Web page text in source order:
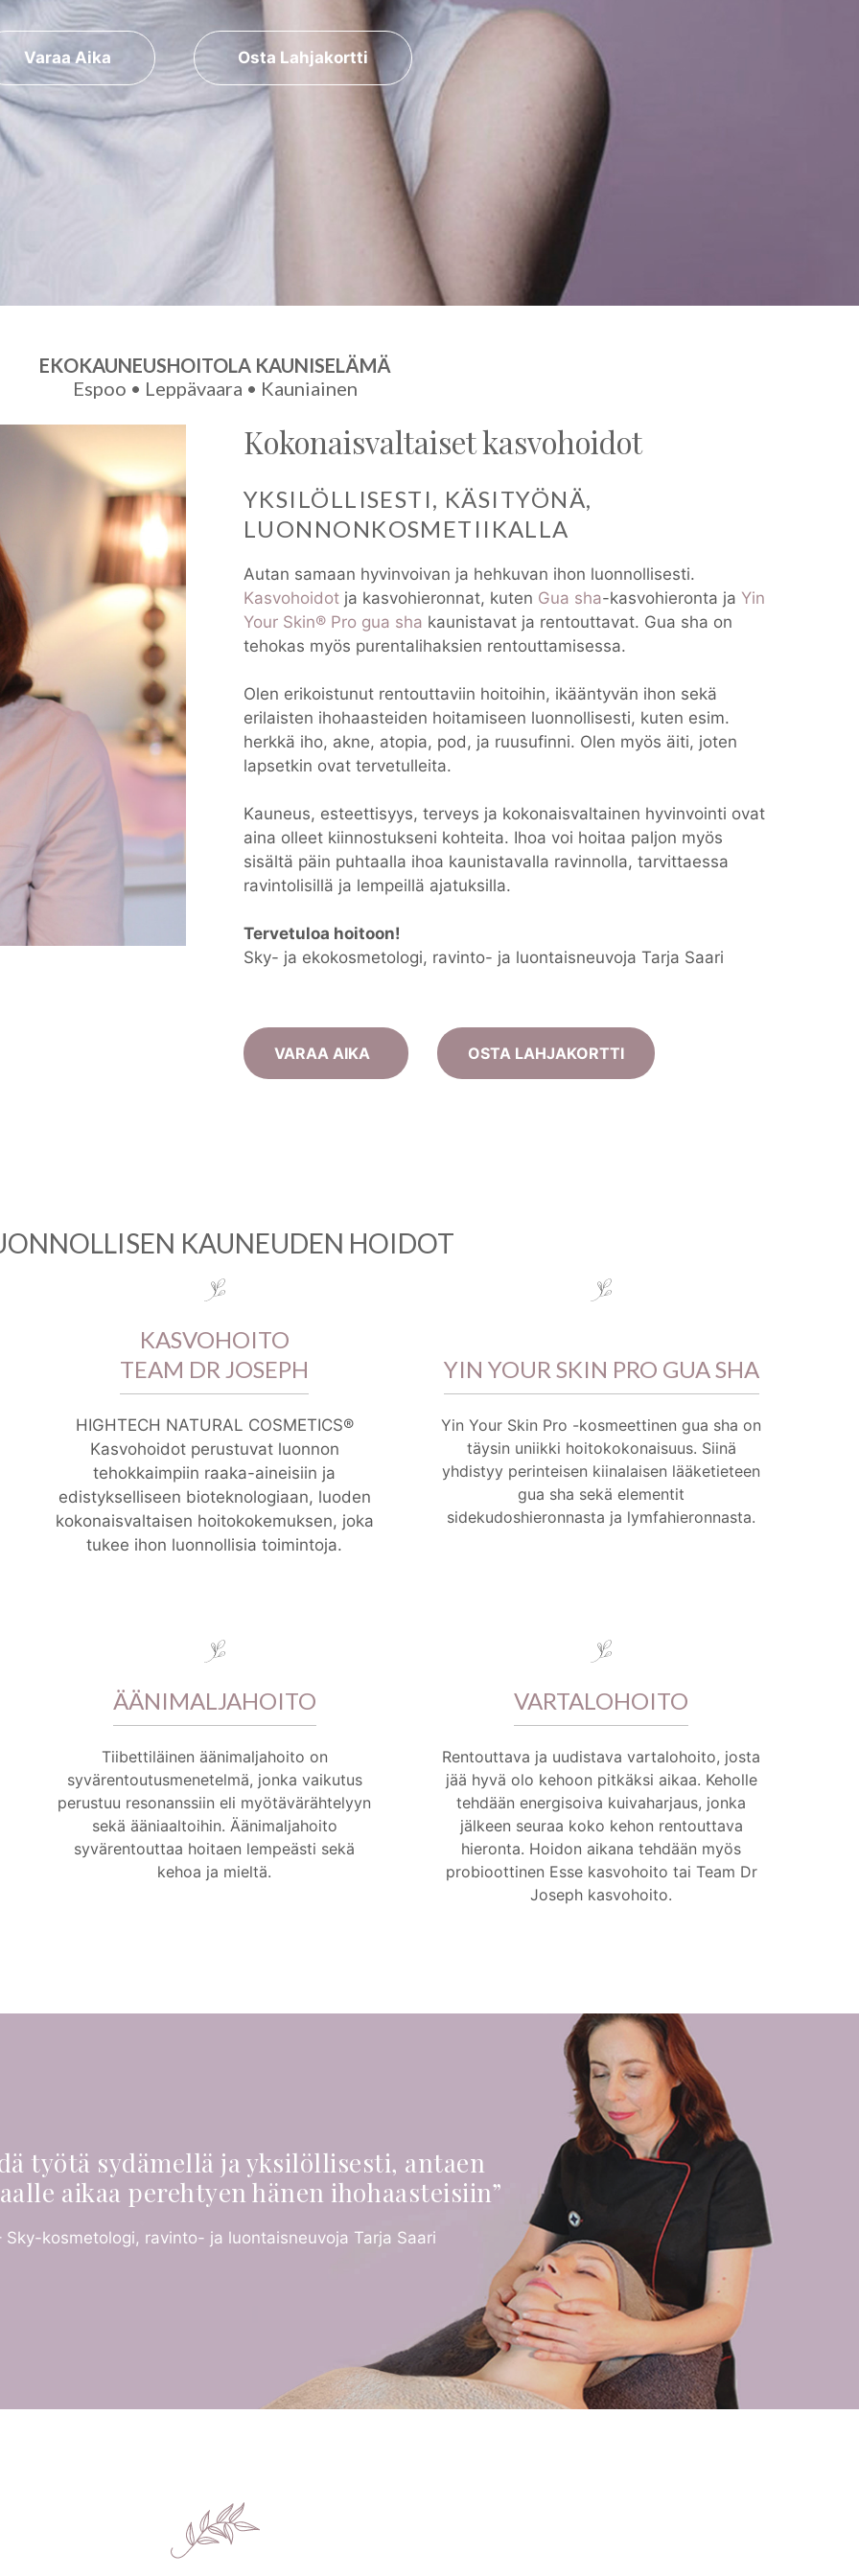
Varaa Aika Osta Lahjakortti
EKOKAUNEUSHOITOLA KAUNISELÄMÄ
Espoo • Leppävaara • Kauniainen
Kokonaisvaltaiset kasvohoidot
YKSILÖLLISESTI, KÄSITYÖNÄ,
LUONNONKOSMETIIKALLA
Autan samaan hyvinvoivan ja hehkuvan ihon luonnollisesti.
Kasvohoidot ja kasvohieronnat, kuten Gua sha-kasvohieronta ja Yin
Your Skin® Pro gua sha kaunistavat ja rentouttavat. Gua sha on
tehokas myös purentalihaksien rentouttamisessa.
Olen erikoistunut rentouttaviin hoitoihin, ikääntyvän ihon sekä
erilaisten ihohaasteiden hoitamiseen luonnollisesti, kuten esim.
herkkä iho, akne, atopia, pod, ja ruusufinni. Olen myös äiti, joten
lapsetkin ovat tervetulleita.
Kauneus, esteettisyys, terveys ja kokonaisvaltainen hyvinvointi ovat
aina olleet kiinnostukseni kohteita. Ihoa voi hoitaa paljon myös
sisältä päin puhtaalla ihoa kaunistavalla ravinnolla, tarvittaessa
ravintolisillä ja lempeillä ajatuksilla.
Tervetuloa hoitoon!
Sky- ja ekokosmetologi, ravinto- ja luontaisneuvoja Tarja Saari
VARAA AIKA OSTA LAHJAKORTTI
KAUNEUDEN HOIDOT
KASVOHOITO
TEAM DR JOSEPH
HIGHTECH NATURAL COSMETICS®
Kasvohoidot perustuvat luonnon
tehokkaimpiin raaka-aineisiin ja
edistykselliseen bioteknologiaan, luoden
kokonaisvaltaisen hoitokokemuksen, joka
tukee ihon luonnollisia toimintoja.
YIN YOUR SKIN PRO GUA SHA
Yin Your Skin Pro -kosmeettinen gua sha on
täysin uniikki hoitokokonaisuus. Siinä
yhdistyy perinteisen kiinalaisen lääketieteen
gua sha sekä elementit
sidekudoshieronnasta ja lymfahieronnasta.
ÄÄNIMALJAHOITO
Tiibettiläinen äänimaljahoito on
syvärentoutusmenetelmä, jonka vaikutus
perustuu resonanssiin eli myötävärähtelyyn
sekä ääniaaltoihin. Äänimaljahoito
syvärentouttaa hoitaen lempeästi sekä
kehoa ja mieltä.
VARTALOHOITO
Rentouttava ja uudistava vartalohoito, josta
jää hyvä olo kehoon pitkäksi aikaa. Keholle
tehdään energisoiva kuivaharjaus, jonka
jälkeen seuraa koko kehon rentouttava
hieronta. Hoidon aikana tehdään myös
probioottinen Esse kasvohoito tai Team Dr
Joseph kasvohoito.
työtä sydämellä ja yksilöllisesti, antaen
aikaa perehtyen hänen ihohaasteisiin”
Sky-kosmetologi, ravinto- ja luontaisneuvoja Tarja Saari